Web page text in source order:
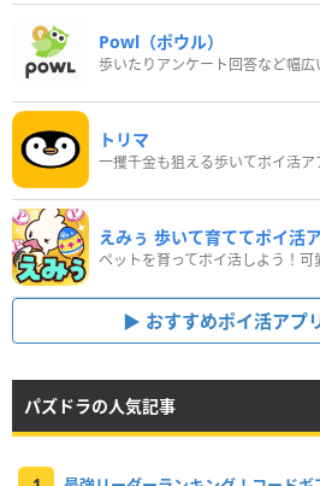
Powl（ポウル）
トリマ
一攫千金も狙える歩いてポイ活ア
えみぅ 歩いて育ててポイ活
おすすめポイ活アプ
パズドラの人気記事